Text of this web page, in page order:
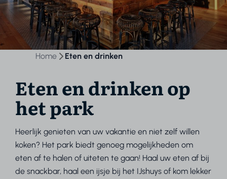
Home Eten en drinken
Eten en drinken op
het park
Heerlijk genieten van uw vakantie en niet zelf willen
koken? Het park biedt genoeg mogelijkheden om
eten af te halen of uiteten te gaan! Haal uw eten af bij
de snackbar, haal een ijsje bij het IJshuys of kom lekker